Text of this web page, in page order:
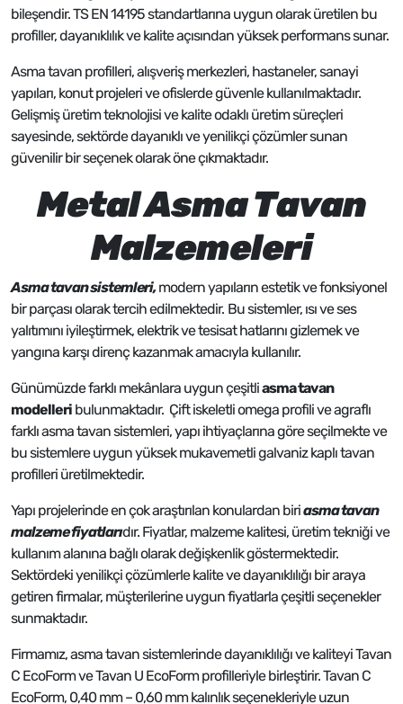
bileşendir. TS EN 14195 standartlarına uygun olarak üretilen bu
profiller, dayanıklılık ve kalite açısından yüksek performans sunar.
Asma tavan profilleri, alışveriş merkezleri, hastaneler, sanayi
yapıları, konut projeleri ve ofislerde güvenle kullanılmaktadır.
Gelişmiş üretim teknolojisi ve kalite odaklı üretim süreçleri
sayesinde, sektörde dayanıklı ve yenilikçi çözümler sunan
güvenilir bir seçenek olarak öne çıkmaktadır.
Metal Asma Tavan
Malzemeleri
Asma tavan sistemleri,modern yapıların estetik ve fonksiyonel
bir parçası olarak tercih edilmektedir. Bu sistemler, ısı ve ses
yalıtımını iyileştirmek, elektrik ve tesisat hatlarını gizlemek ve
yangına karşı direnç kazanmak amacıyla kullanılır.
Günümüzde farklı mekânlara uygun çeşitliasma tavan
modelleri bulunmaktadır. Çift iskeletli omega profili ve agraflı
farklı asma tavan sistemleri, yapı ihtiyaçlarına göre seçilmekte ve
bu sistemlere uygun yüksek mukavemetli galvaniz kaplı tavan
profilleri üretilmektedir.
Yapı projelerinde en çok araştırılan konulardan biriasma tavan
malzeme fiyatlarıdır. Fiyatlar, malzeme kalitesi, üretim tekniği ve
kullanım alanına bağlı olarak değişkenlik göstermektedir.
Sektördeki yenilikçi çözümlerle kalite ve dayanıklılığı bir araya
getiren firmalar, müşterilerine uygun fiyatlarla çeşitli seçenekler
sunmaktadır.
Firmamız, asma tavan sistemlerinde dayanıklılığı ve kaliteyi Tavan
C EcoForm ve Tavan U EcoForm profilleriyle birleştirir. Tavan C
EcoForm, 0,40 mm – 0,60 mm kalınlık seçenekleriyle uzun